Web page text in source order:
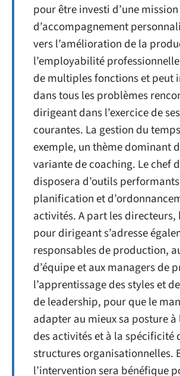
pour être investi d’une mission
d’accompagnement
vers l’amélioration de la
l’employabilité
de multiples fonctions et peut
dans tous les problèmes
dirigeant dans l’exercice de
courantes. La gestion du
exemple, un thème dominant
variante de coaching. Le chef
disposera d’outils
planification et
activités. A part les directeurs,
pour dirigeant s’adresse
responsables de production,
d’équipe et aux managers de
l’apprentissage des styles et
de leadership, pour que le
adapter au mieux sa posture
des activités et à la spécificité
structures organisationnelles.
l’intervention sera bénéfique